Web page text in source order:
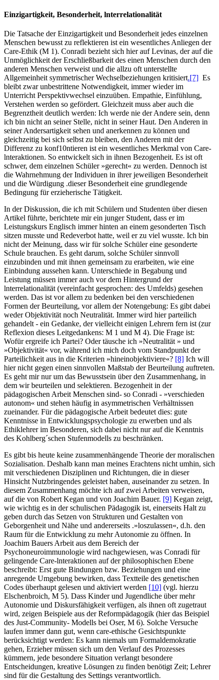
Einzigartigkeit, Besonderheit, lnterrelationalität
Die Tatsache der Einzigartigkeit und Besonderheit jedes einzelnen
Menschen bewusst zu reflektieren ist ein wesentliches Anliegen der
Care-Ethik (M 1). Conradi bezieht sich hier auf Levinas, der auf die
Unmöglichkeit der Erschließbarkeit des einen Menschen durch den
anderen Menschen verweist und die allzu oft unterstellte
Allgemeinheit symmetrischer Wechselbeziehungen kritisiert.[7] Es
bleibt zwar unbestrittene Notwendigkeit, immer wieder im
Unterricht Perspektivwechsel einzuüben. Empathie, Einfühlung,
Verstehen werden so gefördert. Gleichzeit muss aber auch die
Begrenztheit deutlich werden: Ich werde nie der Andere sein, denn
ich bin nicht an seiner Stelle, nicht in seiner Haut. Den Anderen in
seiner Andersartigkeit sehen und anerkennen zu können und
gleichzeitig bei sich selbst zu bleiben, den Anderen mit der
Differenz zu konf10ntieren ist ein wesentliches Merkmal von Care-
lnteraktionen. So entwickelt sich in ihnen Bezogenheit. Es ist oft
schwer, dem einzelnen Schüler »gerecht« zu werden. Dennoch ist
die Wahrnehmung der Individuen in ihrer jeweiligen Besonderheit
und die Würdigung .dieser Besonderheit eine grundlegende
Bedingung für erzieherische Tätigkeit.
In der Diskussion, die ich mit Schülern und Studenten über diesen
Artikel führte, berichtete mir ein junger Student, dass er im
Leistungskurs Englisch immer hinten an einem gesonderten Tisch
sitzen musste und Redeverbot hatte, weil er zu viel wusste. Ich bin
nicht der Meinung, dass wir für solche Schüler eine gesonderte
Schule brauchen. Es geht darum, solche Schüler sinnvoll
einzubinden und mit ihnen gemeinsam zu erarbeiten, wie eine
Einbindung aussehen kann. Unterschiede in Begabung und
Leistung müssen immer auch vor dem Hintergrund der
lnterrelationalität (vereinfacht gesprochen: des Umfelds) gesehen
werden. Das ist vor allem zu bedenken bei den verschiedenen
Formen der Beurteilung, vor allem der Notengebung: Es gibt dabei
weder Objektivität noch Neutralität. Immer wird hier parteilich
gehandelt - ein Gedanke, der vielleicht einigen Lehrern fern ist (zur
Reflexion dieses Leitgedankens: M 1 und M 4). Die Frage ist:
Wofür ergreife ich Partei? Oder täusche ich »Neutralität » und
»Objektivität« vor, während ich mich doch vom Standpunkt der
Parteilichkeit aus in die Kriterien »hineinobjektiviere«? [8] Ich will
hier nicht gegen einen sinnvollen Maßstab der Beurteilung auftreten.
Es geht mir nur um das Bewusstsein über den Zusammenhang, in
dem wir beurteilen und selektieren. Bezogenheit in der
pädagogischen Arbeit Menschen sind- so Conradi - »verschieden
autonom« und stehen häufig in asymmetrischen Verhältnissen
zueinander. Für die pädagogische Arbeit bedeutet dies: gute
Kenntnisse in Entwicklungspsychologie zu erwerben und als
Ethiklehrer im Besonderen, sich dabei nicht nur auf die Kenntnis
des Kohlberg´schen Stufenmodells zu beschränken.
Es gibt bis heute keine zusammenhängende Theorie der moralischen
Sozialisation. Deshalb kann man meines Erachtens nicht umhin, sich
mit verschiedenen Disziplinen und Richtungen, die in dieser
Hinsicht Nutzbringendes geleistet haben, auseinander zu setzen. In
diesem Zusammenhang möchte ich auf zwei Arbeiten verweisen,
auf die von Robert Kegan und von Joachim Bauer. [9] Kegan zeigt,
wie wichtig es in der schulischen Pädagogik ist, einerseits Halt zu
geben durch das Setzen von Strukturen und Gestalten von
Geborgenheit und Nähe und andererseits .»loszulassen«, d.h. den
Raum für die Entwicklung zu mehr Autonomie zu öffnen. In
Joachim Bauers Arbeit aus dem Bereich der
Psychoneuroimmunologie wird nachgewiesen, was Conradi für
gelingende Care-lnteraktionen auf der philosophischen Ebene
beschreibt: Erst gute Bindungen bzw. Beziehungen und eine
anregende Umgebung bewirken, dass Textteile des genetischen
Codes überhaupt gelesen und aktiviert werden [10] (vgl. hierzu
Elschenbroich, M 5). Dass Kinder und Jugendliche über mehr
Autonomie und Diskursfähigkeit verfügen, als ihnen oft zugetraut
wird, zeigen Beispiele aus der Reformpädagogik (hier das Beispiel
des Just-Community- Modells bei Oser, M 6). Solche Versuche
laufen immer dann gut, wenn care-ethische Gesichtspunkte
berücksichtigt werden: Es kann niemals um Formaldemokratie
gehen, Erzieher müssen sich um den Verlauf des Prozesses
kümmern, jede besondere Situation verlangt besondere
Entscheidungen, kreative Lösungen zu finden benötigt Zeit; Lehrer
sind für die Gestaltung des Settings verantwortlich.